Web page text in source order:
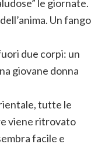
le giornate.
Un fango
due corpi: un
giovane donna
tutte le
viene ritrovato
facile e